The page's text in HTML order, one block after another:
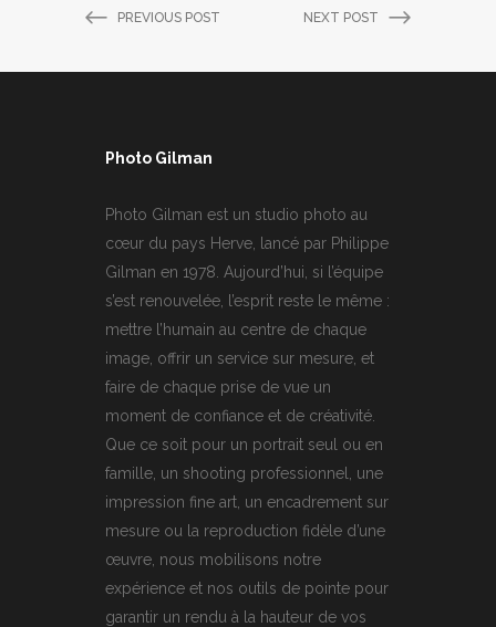
PREVIOUS POST NEXT POST
Photo Gilman
Photo Gilman est un studio photo au
cœur du pays Herve, lancé par Philippe
Gilman en 1978. Aujourd’hui, si l’équipe
s’est renouvelée, l’esprit reste le même :
mettre l’humain au centre de chaque
image, offrir un service sur mesure, et
faire de chaque prise de vue un
moment de confiance et de créativité.
Que ce soit pour un portrait seul ou en
famille, un shooting professionnel, une
impression fine art, un encadrement sur
mesure ou la reproduction fidèle d’une
œuvre, nous mobilisons notre
expérience et nos outils de pointe pour
garantir un rendu à la hauteur de vos